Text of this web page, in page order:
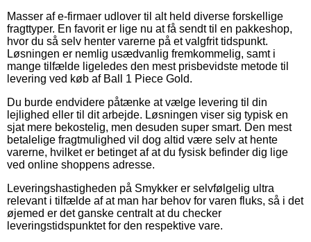
Masser af e-firmaer udlover til alt held diverse forskellige
fragttyper. En favorit er lige nu at få sendt til en pakkeshop,
hvor du så selv henter varerne på et valgfrit tidspunkt.
Løsningen er nemlig usædvanlig fremkommelig, samt i
mange tilfælde ligeledes den mest prisbevidste metode til
levering ved køb af Ball 1 Piece Gold.
Du burde endvidere påtænke at vælge levering til din
lejlighed eller til dit arbejde. Løsningen viser sig typisk en
sjat mere bekostelig, men desuden super smart. Den mest
betalelige fragtmulighed vil dog altid være selv at hente
varerne, hvilket er betinget af at du fysisk befinder dig lige
ved online shoppens adresse.
Leveringshastigheden på Smykker er selvfølgelig ultra
relevant i tilfælde af at man har behov for varen fluks, så i det
øjemed er det ganske centralt at du checker
leveringstidspunktet for den respektive vare.